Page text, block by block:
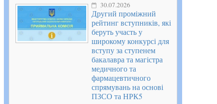
30.07.2026
Другий проміжний
рейтинг вступників, які
беруть участь у
широкому конкурсі для
вступу за ступенем
бакалавра та магістра
медичного та
фармацевтичного
спрямувань на основі
ПЗСО та НРК5